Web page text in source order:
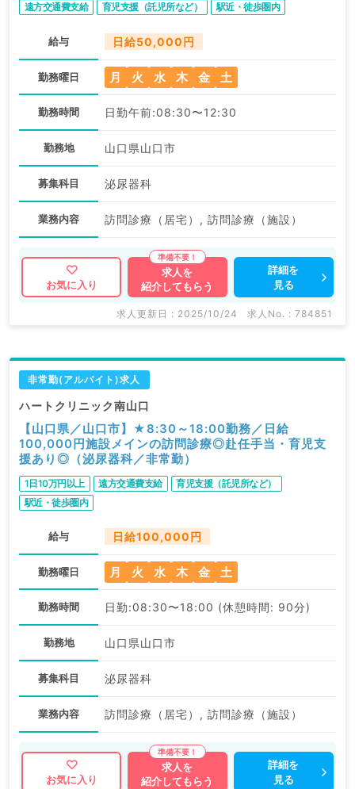
遠方交通費支給 育児支援（託児所など） 駅近・徒歩圏内
給与 日給50,000円
勤務曜日 月 火 水 木 金 土
勤務時間 日勤午前:08:30〜12:30
勤務地 山口県山口市
募集科目 泌尿器科
業務内容 訪問診療（居宅）, 訪問診療（施設）
お気に入り
求人を
紹介してもらう
詳細を
見る
求人更新日 : 2025/10/24 求人No. : 784851
非常勤(アルバイト)求人
ハートクリニック南山口
【山口県／山口市】★8:30～18:00勤務／日給
100,000円施設メインの訪問診療◎赴任手当・育児支
援あり◎（泌尿器科／非常勤）
1日10万円以上 遠方交通費支給
育児支援（託児所など）
駅近・徒歩圏内
給与 日給100,000円
勤務曜日 月 火 水 木 金 土
勤務時間 日勤:08:30〜18:00 (休憩時間: 90分)
勤務地 山口県山口市
募集科目 泌尿器科
業務内容 訪問診療（居宅）, 訪問診療（施設）
お気に入り
求人を
紹介してもらう
詳細を
見る